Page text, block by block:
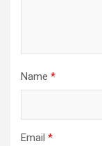
Name *
Email *